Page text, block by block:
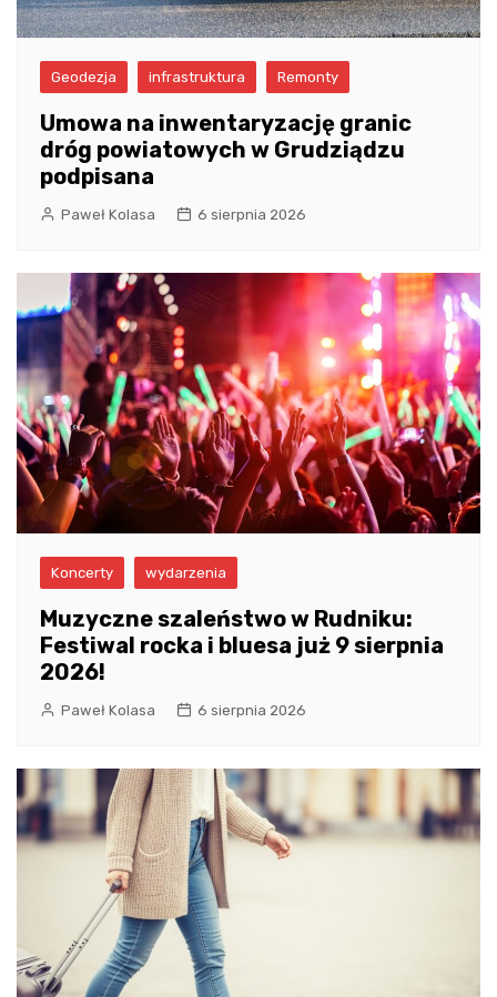
Geodezja infrastruktura Remonty
Umowa na inwentaryzację granic
dróg powiatowych w Grudziądzu
podpisana
Paweł Kolasa 6 sierpnia 2026
Koncerty wydarzenia
Muzyczne szaleństwo w Rudniku:
Festiwal rocka i bluesa już 9 sierpnia
2026!
Paweł Kolasa 6 sierpnia 2026